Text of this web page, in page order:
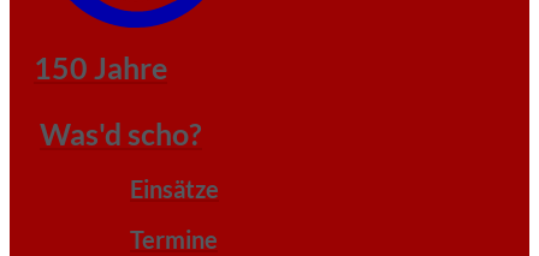
150 Jahre
Was'd scho?
Einsätze
Termine